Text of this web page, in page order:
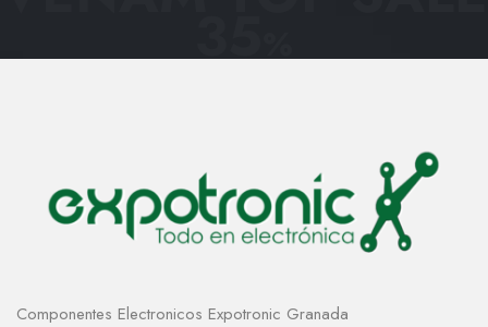
35
Componentes Electronicos Expotronic Granada